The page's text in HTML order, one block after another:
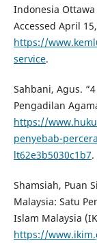
Indonesia Ottawa
Accessed April
https://
service.
Sahbani, Agus.
Pengadilan
https://
penyebab-
lt62e3b5030c1b7.
Shamsiah, Puan
Malaysia: Satu
Islam Malaysia
https://